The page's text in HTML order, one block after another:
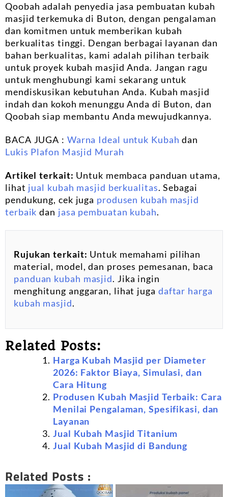
Qoobah adalah penyedia jasa pembuatan kubah
masjid terkemuka di Buton, dengan pengalaman
dan komitmen untuk memberikan kubah
berkualitas tinggi. Dengan berbagai layanan dan
bahan berkualitas, kami adalah pilihan terbaik
untuk proyek kubah masjid Anda. Jangan ragu
untuk menghubungi kami sekarang untuk
mendiskusikan kebutuhan Anda. Kubah masjid
indah dan kokoh menunggu Anda di Buton, dan
Qoobah siap membantu Anda mewujudkannya.
BACA JUGA : Warna Ideal untuk Kubah dan
Lukis Plafon Masjid Murah
Artikel terkait: Untuk membaca panduan utama,
lihat jual kubah masjid berkualitas. Sebagai
pendukung, cek juga produsen kubah masjid
terbaik dan jasa pembuatan kubah.
Rujukan terkait: Untuk memahami pilihan
material, model, dan proses pemesanan, baca
panduan kubah masjid. Jika ingin
menghitung anggaran, lihat juga daftar harga
kubah masjid.
Related Posts:
Harga Kubah Masjid per Diameter
2026: Faktor Biaya, Simulasi, dan
Cara Hitung
Produsen Kubah Masjid Terbaik: Cara
Menilai Pengalaman, Spesifikasi, dan
Layanan
Jual Kubah Masjid Titanium
Jual Kubah Masjid di Bandung
Related Posts :